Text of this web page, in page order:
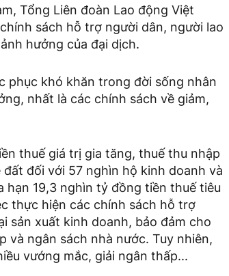
Tổng Liên đoàn Lao động Việt
sách hỗ trợ người dân, người lao
hưởng của đại dịch.
phục khó khăn trong đời sống nhân
nhất là các chính sách về giảm,
thuế giá trị gia tăng, thuế thu nhập
đối với 57 nghìn hộ kinh doanh và
hạn 19,3 nghìn tỷ đồng tiền thuế tiêu
thực hiện các chính sách hỗ trợ
sản xuất kinh doanh, bảo đảm cho
ngân sách nhà nước. Tuy nhiên,
vướng mắc, giải ngân thấp...